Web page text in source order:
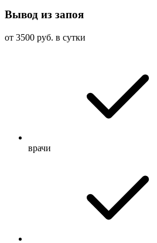
Вывод из запоя
от 3500 руб. в сутки
врачи